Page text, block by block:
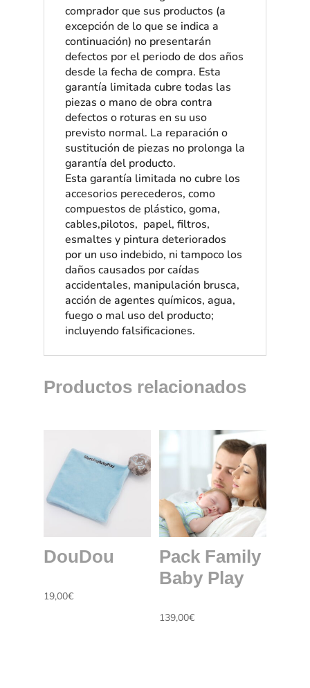
comprador que sus productos (a
excepción de lo que se indica a
continuación) no presentarán
defectos por el periodo de dos años
desde la fecha de compra. Esta
garantía limitada cubre todas las
piezas o mano de obra contra
defectos o roturas en su uso
previsto normal. La reparación o
sustitución de piezas no prolonga la
garantía del producto.
Esta garantía limitada no cubre los
accesorios perecederos, como
compuestos de plástico, goma,
cables,pilotos, papel, filtros,
esmaltes y pintura deteriorados
por un uso indebido, ni tampoco los
daños causados por caídas
accidentales, manipulación brusca,
acción de agentes químicos, agua,
fuego o mal uso del producto;
incluyendo falsificaciones.
Productos relacionados
DouDou
19,00€
Pack Family
Baby Play
139,00€